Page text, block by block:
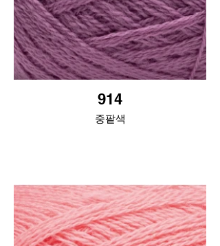
914
중팥색